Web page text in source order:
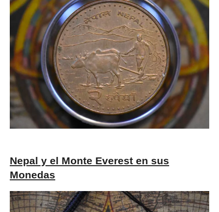
Nepal y el Monte Everest en sus
Monedas